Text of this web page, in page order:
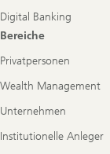
Digital Banking
Bereiche
Privatpersonen
Wealth Management
Unternehmen
Institutionelle Anleger